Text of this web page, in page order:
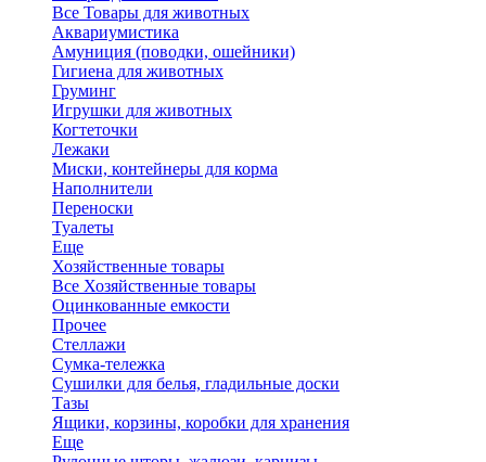
Все Товары для животных
Аквариумистика
Амуниция (поводки, ошейники)
Гигиена для животных
Груминг
Игрушки для животных
Когтеточки
Лежаки
Миски, контейнеры для корма
Наполнители
Переноски
Туалеты
Еще
Хозяйственные товары
Все Хозяйственные товары
Оцинкованные емкости
Прочее
Стеллажи
Сумка-тележка
Сушилки для белья, гладильные доски
Тазы
Ящики, корзины, коробки для хранения
Еще